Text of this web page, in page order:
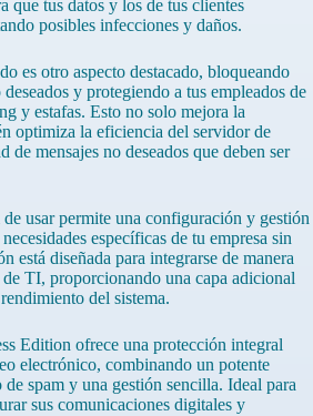
que tus datos y los de tus clientes
posibles infecciones y daños.
es otro aspecto destacado, bloqueando
y protegiendo a tus empleados de
y estafas. Esto no solo mejora la
optimiza la eficiencia del servidor de
de mensajes no deseados que deben ser
usar permite una configuración y gestión
específicas de tu empresa sin
está diseñada para integrarse de manera
TI, proporcionando una capa adicional
del sistema.
Edition ofrece una protección integral
electrónico, combinando un potente
spam y una gestión sencilla. Ideal para
sus comunicaciones digitales y